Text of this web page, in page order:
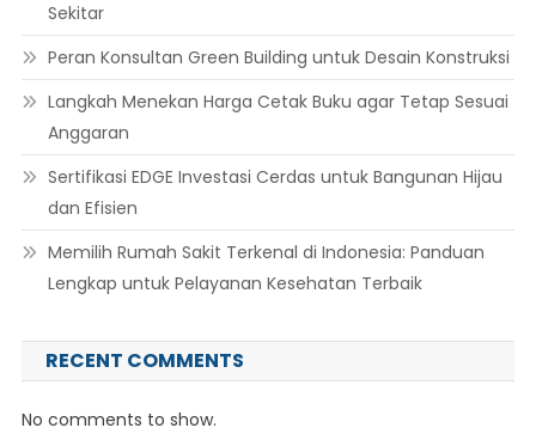
Sekitar
Peran Konsultan Green Building untuk Desain Konstruksi
Langkah Menekan Harga Cetak Buku agar Tetap Sesuai
Anggaran
Sertifikasi EDGE Investasi Cerdas untuk Bangunan Hijau
dan Efisien
Memilih Rumah Sakit Terkenal di Indonesia: Panduan
Lengkap untuk Pelayanan Kesehatan Terbaik
RECENT COMMENTS
No comments to show.